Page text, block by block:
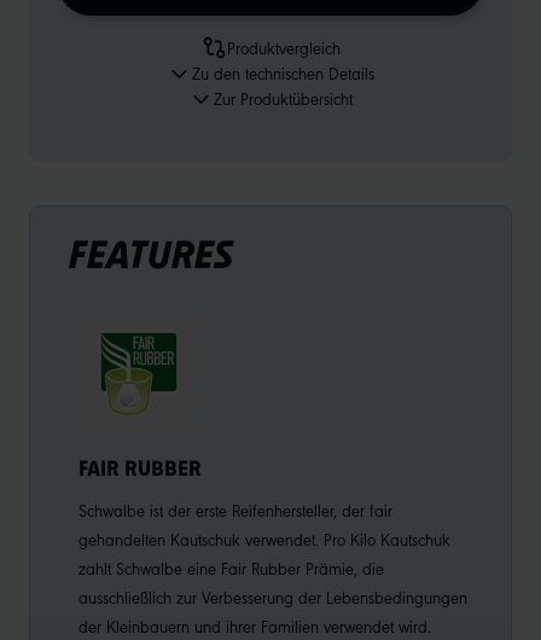
Produktvergleich
Zu den technischen Details
Zur Produktübersicht
FEATURES
FAIR RUBBER
Schwalbe ist der erste Reifenhersteller, der fair
gehandelten Kautschuk verwendet. Pro Kilo Kautschuk
zahlt Schwalbe eine Fair Rubber Prämie, die
ausschließlich zur Verbesserung der Lebensbedingungen
der Kleinbauern und ihrer Familien verwendet wird.